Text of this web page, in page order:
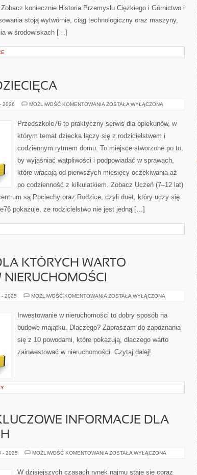
koniecznie Historia Przemysłu Ciężkiego i Górnictwo i
stoją wytwórnie, ciąg technologiczny oraz maszyny,
w środowiskach […]
2026 MOŻLIWOŚĆ KOMENTOWANIA PSYCHOLOGIA
ZOSTAŁA WYŁĄCZONA
Przedszkole76 to praktyczny serwis dla opiekunów, w
którym temat dziecka łączy się z rodzicielstwem i
codziennym rytmem domu. To miejsce stworzone po to,
by wyjaśniać wątpliwości i podpowiadać w sprawach,
które wracają od pierwszych miesięcy oczekiwania aż
po codzienność z kilkulatkiem. Zobacz Uczeń (7–12 lat)
są Pociechy oraz Rodzice, czyli duet, który uczy się
pokazuje, że rodzicielstwo nie jest jedną […]
KTÓRYCH WARTO
NIERUCHOMOŚCI
- 2025 MOŻLIWOŚĆ KOMENTOWANIA 10
KTÓRYCH
WARTO
W
ZOSTAŁA WYŁĄCZONA
Inwestowanie w nieruchomości to dobry sposób na
budowę majątku. Dlaczego? Zapraszam do zapoznania
się z 10 powodami, które pokazują, dlaczego warto
zainwestować w nieruchomości. Czytaj dalej!
INFORMACJE DLA
- 2025 MOŻLIWOŚĆ KOMENTOWANIA RYNEK
INFORMACJE
ZOSTAŁA WYŁĄCZONA
W dzisiejszych czasach rynek najmu staje się coraz